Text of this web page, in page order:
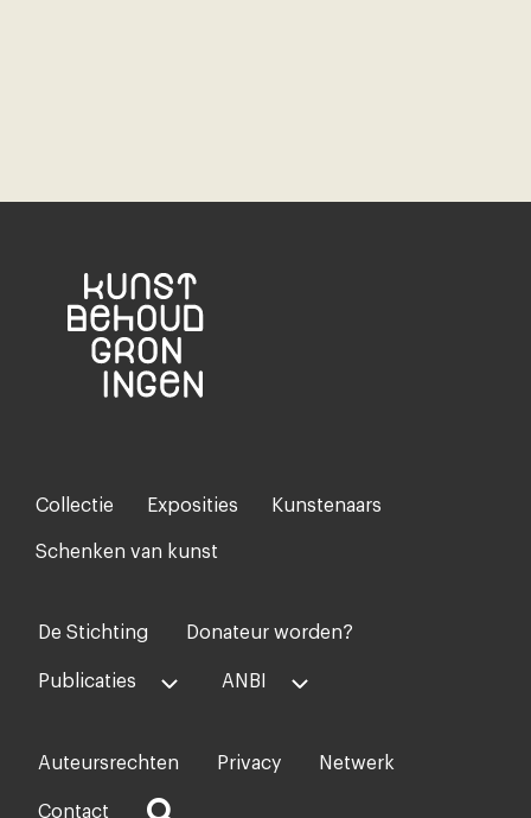
Footer-
menu
Collectie Exposities Kunstenaars
Schenken van kunst
Voet
midden
De Stichting Donateur worden?
Publicaties ANBI
Voet
rechts
Auteursrechten Privacy Netwerk
Contact